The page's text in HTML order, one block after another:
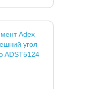
Adex
угол
ADST5124